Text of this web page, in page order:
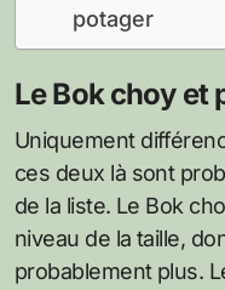
potager
Le Bok choy et
Uniquement
ces deux là sont
de la liste. Le Bok
niveau de la taille,
probablement plus.